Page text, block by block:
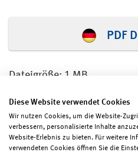
PDF
Dateigröße: 1 MB
Seite teilen
Diese Website verwendet Cookies
Wir nutzen Cookies, um die Website-
verbessern, personalisierte Inhalte
Website-Erlebnis zu bieten. Für weitere
verwendeten Cookies öffnen Sie die